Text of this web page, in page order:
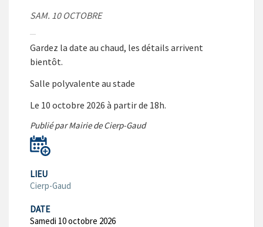
SAM. 10 OCTOBRE
Gardez la date au chaud, les détails arrivent
bientôt.
Salle polyvalente au stade
Le 10 octobre 2026 à partir de 18h.
Publié par Mairie de Cierp-Gaud
LIEU
Cierp-Gaud
DATE
Samedi 10 octobre 2026